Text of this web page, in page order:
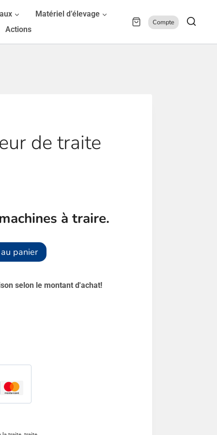
Matériel d’élevage
Actions
Compte
de traite
à traire.
panier Alternative:
selon le montant d'achat!